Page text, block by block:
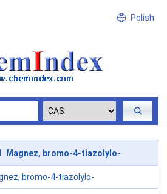
Polish
Magnez, bromo-4-tiazolylo-
bromo-4-tiazolylo-